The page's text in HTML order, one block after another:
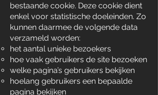
bestaande cookie. Deze cookie dient
enkel voor statistische doeleinden. Zo
kunnen daarmee de volgende data
verzameld worden:
het aantal unieke bezoekers
hoe vaak gebruikers de site bezoeken
welke pagina’s gebruikers bekijken
hoelang gebruikers een bepaalde
pagina bekijken